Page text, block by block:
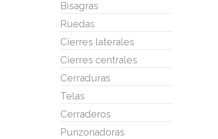
Bisagras
Ruedas
Cierres laterales
Cierres centrales
Cerraduras
Telas
Cerraderos
Punzonadoras